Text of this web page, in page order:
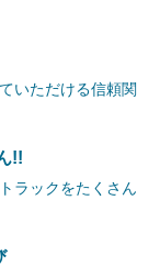
いただける信頼関
!!
ラックをたくさん